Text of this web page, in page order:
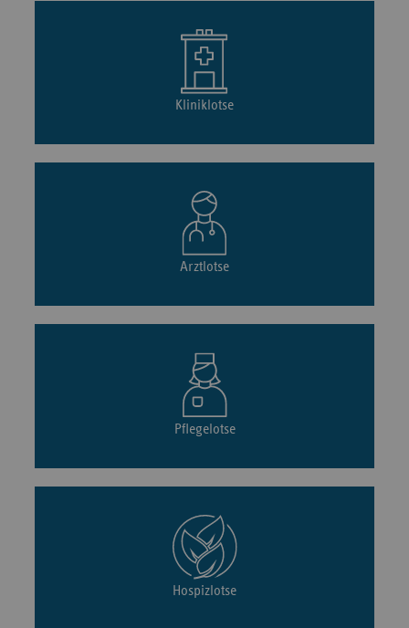
Kliniklotse
Arztlotse
Pflegelotse
Hospizlotse